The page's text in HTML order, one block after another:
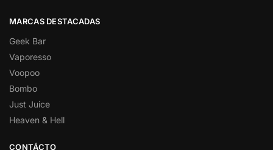
MARCAS DESTACADAS
Geek Bar
Vaporesso
Voopoo
Bombo
Just Juice
Heaven & Hell
CONTÁCTO